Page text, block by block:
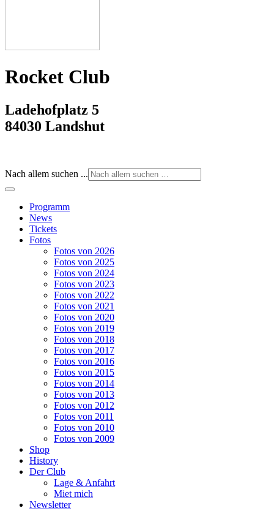
Rocket Club
Ladehofplatz 5
84030 Landshut
Nach allem suchen ...
Programm
News
Tickets
Fotos
Fotos von 2026
Fotos von 2025
Fotos von 2024
Fotos von 2023
Fotos von 2022
Fotos von 2021
Fotos von 2020
Fotos von 2019
Fotos von 2018
Fotos von 2017
Fotos von 2016
Fotos von 2015
Fotos von 2014
Fotos von 2013
Fotos von 2012
Fotos von 2011
Fotos von 2010
Fotos von 2009
Shop
History
Der Club
Lage & Anfahrt
Miet mich
Newsletter